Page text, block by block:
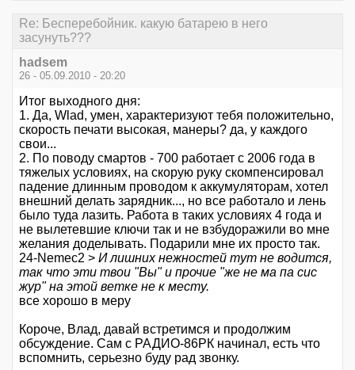
Re: Бесперебойник. какую батарею в него
засунуть???
hadsem
26 - 05.09.2010 - 20:20
Итог выходного дня:
1. Да, Wlad, умен, характеризуют тебя положительно,
скорость печати высокая, манеры? да, у каждого
свои...
2. По поводу смартов - 700 работает с 2006 года в
тяжелых условиях, на скорую руку скомпенсировал
падение длинным проводом к аккумуляторам, хотел
внешний делать зарядник..., но все работало и лень
было туда лазить. Работа в таких условиях 4 года и
не вылетевшие ключи так и не взбудоражили во мне
желания доделывать. Подарили мне их просто так.
24-Nemec2 > И лишних нежностей тут не водится,
так что эти твои "Вы" и прочие "же не ма па сис
жур" на этой ветке не к месту.
все хорошо в меру
Короче, Влад, давай встретимся и продолжим
обсуждение. Сам с РАДИО-86РК начинал, есть что
вспомнить, серьезно буду рад звонку.